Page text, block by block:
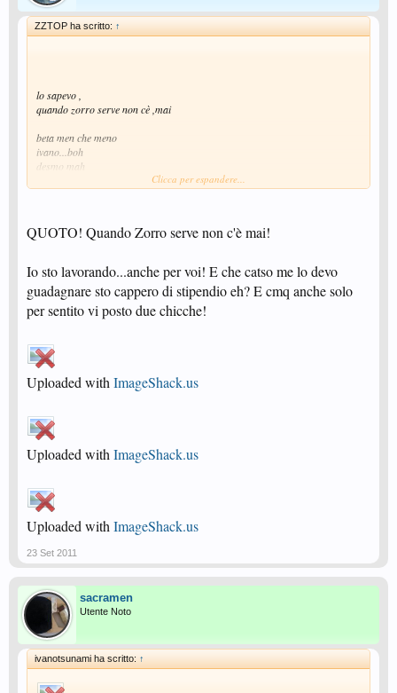
ZZTOP ha scritto: ↑
lo sapevo ,
quando zorro serve non cè ,mai
beta men che meno
ivano...boh
desmo mah
Clicca per espandere...
QUOTO! Quando Zorro serve non c'è mai!
Io sto lavorando...anche per voi! E che catso me lo devo
guadagnare sto cappero di stipendio eh? E cmq anche solo
per sentito vi posto due chicche!
Uploaded with ImageShack.us
Uploaded with ImageShack.us
Uploaded with ImageShack.us
23 Set 2011
sacramen
Utente Noto
ivanotsunami ha scritto: ↑